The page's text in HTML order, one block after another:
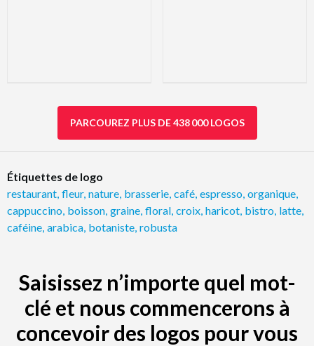
PARCOUREZ PLUS DE 438 000 LOGOS
Étiquettes de logo
restaurant fleur, nature brasserie café espresso organique
cappuccino boisson graine floral croix haricot bistro latte
caféine arabica botaniste robusta
Saisissez n’importe quel mot-
clé et nous commencerons à
concevoir des logos pour vous